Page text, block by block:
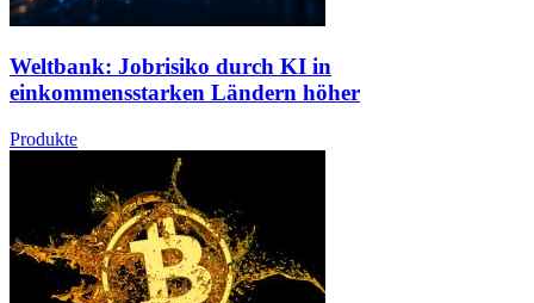
Weltbank: Jobrisiko durch KI in
einkommensstarken Ländern höher
Produkte